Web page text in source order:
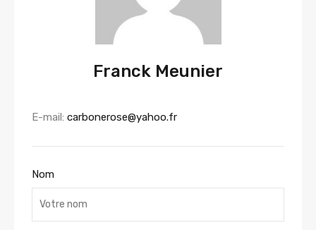
Franck Meunier
E-mail: carbonerose@yahoo.fr
Nom